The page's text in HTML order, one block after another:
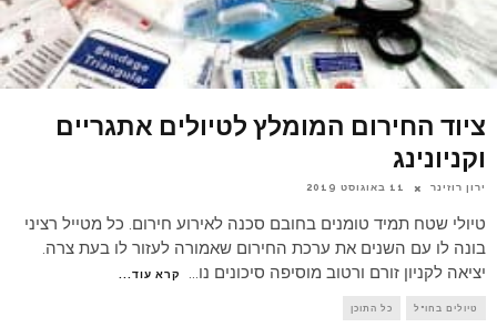
ציוד החירום המומלץ לטיולים אתגריים
וקניונינג
ירון רוזינר 11 באוגוסט 2019
טיולי שטח תמיד טומנים בחובם סכנה לאירוע חירום. כל מטייל רציני
בונה לו עם השנים את ערכת החירום שאמורה לעזור לו בעת צרה.
יציאה לקניון זורם ורטוב מוסיפה סיכונים נו... קרא עוד...
טיולים בחו"ל כל התוכן